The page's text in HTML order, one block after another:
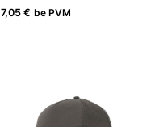
7,05 € be PVM